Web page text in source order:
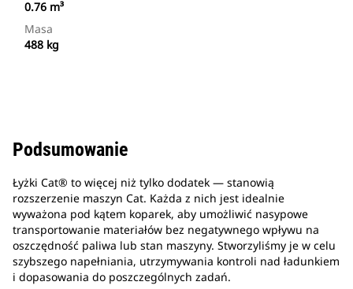
0.76 m³
Masa
488 kg
Podsumowanie
Łyżki Cat® to więcej niż tylko dodatek — stanowią
rozszerzenie maszyn Cat. Każda z nich jest idealnie
wyważona pod kątem koparek, aby umożliwić nasypowe
transportowanie materiałów bez negatywnego wpływu na
oszczędność paliwa lub stan maszyny. Stworzyliśmy je w celu
szybszego napełniania, utrzymywania kontroli nad ładunkiem
i dopasowania do poszczególnych zadań.